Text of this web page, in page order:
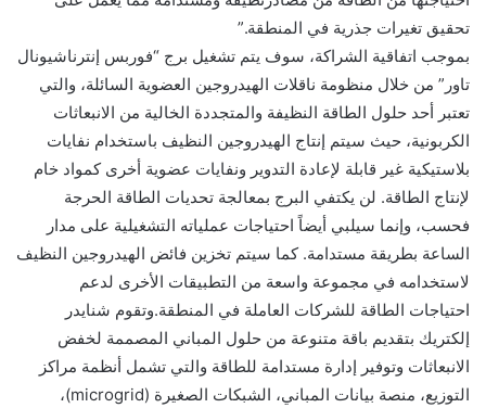
تحقيق تغيرات جذرية في المنطقة.”
بموجب اتفاقية الشراكة، سوف يتم تشغيل برج “فوربس إنترناشيونال
تاور” من خلال منظومة ناقلات الهيدروجين العضوية السائلة، والتي
تعتبر أحد حلول الطاقة النظيفة والمتجددة الخالية من الانبعاثات
الكربونية، حيث سيتم إنتاج الهيدروجين النظيف باستخدام نفايات
بلاستيكية غير قابلة لإعادة التدوير ونفايات عضوية أخرى كمواد خام
لإنتاج الطاقة. لن يكتفي البرج بمعالجة تحديات الطاقة الحرجة
فحسب، وإنما سيلبي أيضاً احتياجات عملياته التشغيلية على مدار
الساعة بطريقة مستدامة. كما سيتم تخزين فائض الهيدروجين النظيف
لاستخدامه في مجموعة واسعة من التطبيقات الأخرى لدعم
احتياجات الطاقة للشركات العاملة في المنطقة.وتقوم شنايدر
إلكتريك بتقديم باقة متنوعة من حلول المباني المصممة لخفض
الانبعاثات وتوفير إدارة مستدامة للطاقة والتي تشمل أنظمة مراكز
التوزيع، منصة بيانات المباني، الشبكات الصغيرة (microgrid)،